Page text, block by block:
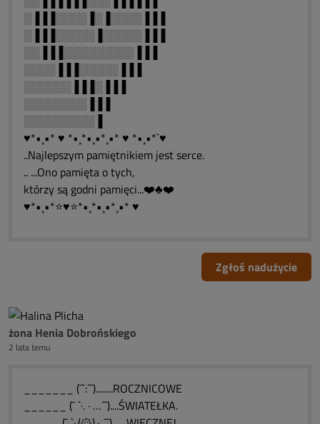
░▐▐▐░░░░▐░▐░░░░▐▐▐
░▐▐▐░░░░░▐░░░░░▐▐▐
░░▐▐▐░░░░░░░░░▐▐▐
░░░░▐▐▐░░░░░▐▐▐
░░░░░░▐▐▐░▐▐▐
░░░░░░░░▐▐▐
░░░░░░░░░▐
♥*•¸•* ♥ *•¸*•¸•*¸•* ♥ *•¸•*`♥
..Najlepszym pamiętnikiem jest serce.
.. ...Ono pamięta o tych,
którzy są godni pamięci...❤️♣❤️
♥*•¸•*⭐♥⭐*•¸*•¸•*¸•* ♥
Zgłoś nadużycie
żona Henia Dobrońskiego
2 lata temu
_______ (¯`:´¯)........ROCZNICOWE
______ (¯ `·. · …´¯)....ŚWIATEŁKA.